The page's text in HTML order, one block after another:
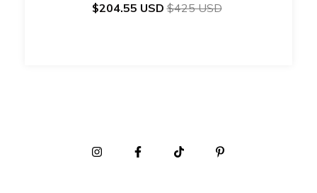
$204.55 USD$425 USD